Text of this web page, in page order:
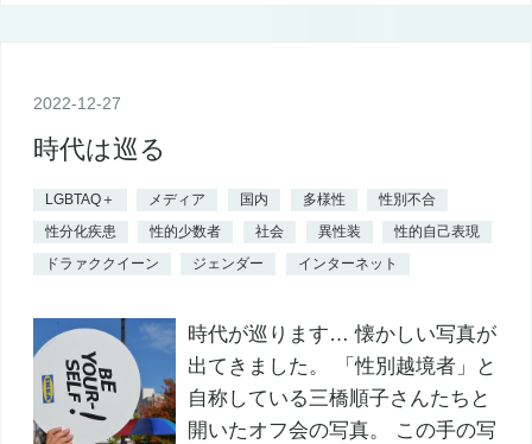
2022-12-27
時代は巡る
LGBTAQ＋ メディア 国内 多様性
性別不合
性分化疾患
性的少数者 社会 異性装
性的自己表現
ドラァククイーン
ジェンダー インターネット
時代が巡ります… 懐かしい写真が
出てきました。 「性別越境者」と
自称している三橋順子さんたちと
開いたオフ会の写真。 この手の写